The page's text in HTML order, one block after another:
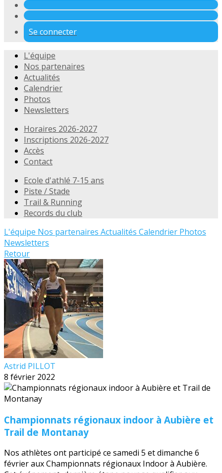
Se connecter
L'équipe
Nos partenaires
Actualités
Calendrier
Photos
Newsletters
Horaires 2026-2027
Inscriptions 2026-2027
Accès
Contact
Ecole d'athlé 7-15 ans
Piste / Stade
Trail & Running
Records du club
L'équipe Nos partenaires Actualités Calendrier Photos
Newsletters
Retour
Astrid PILLOT
8 février 2022
Championnats régionaux indoor à Aubière et
Trail de Montanay
Nos athlètes ont participé ce samedi 5 et dimanche 6
février aux Championnats régionaux Indoor à Aubière.